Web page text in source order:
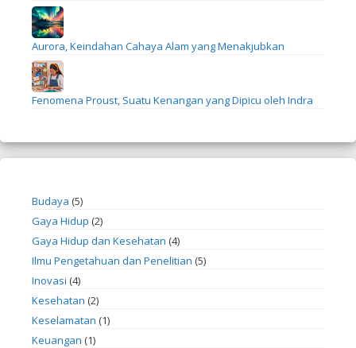
Aurora, Keindahan Cahaya Alam yang Menakjubkan
Fenomena Proust, Suatu Kenangan yang Dipicu oleh Indra
Budaya (5)
Gaya Hidup (2)
Gaya Hidup dan Kesehatan (4)
Ilmu Pengetahuan dan Penelitian (5)
Inovasi (4)
Kesehatan (2)
Keselamatan (1)
Keuangan (1)